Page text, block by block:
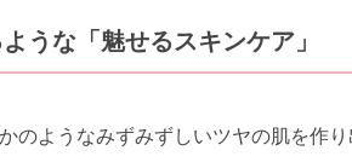
うな「魅せるスキンケア」
のようなみずみずしいツヤの肌を作